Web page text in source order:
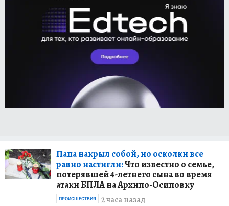
Папа накрыл собой, но осколки все
равно настигли:Что известно о семье,
потерявшей 4-летнего сына во время
атаки БПЛА на Архипо-Осиповку
2 часа назад
ПРОИСШЕСТВИЯ